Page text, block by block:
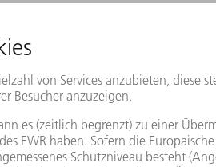
„Natürlich sind wir auch
die KI-gestützte Lösung
in die Schweißpunktdetektion